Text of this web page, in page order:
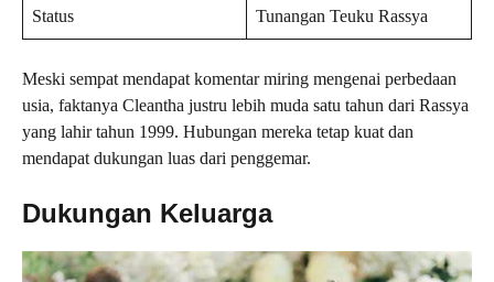
Status Tunangan Teuku Rassya
Meski sempat mendapat komentar miring mengenai perbedaan
usia, faktanya Cleantha justru lebih muda satu tahun dari Rassya
yang lahir tahun 1999. Hubungan mereka tetap kuat dan
mendapat dukungan luas dari penggemar.
Dukungan Keluarga